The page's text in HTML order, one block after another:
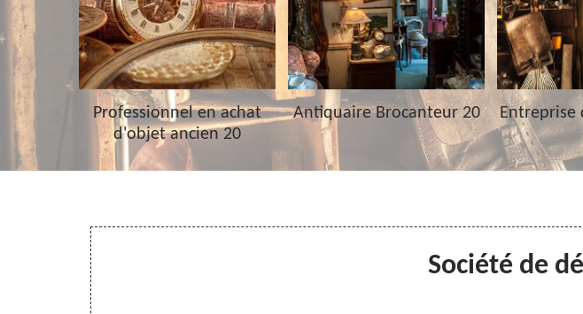
Professionnel en achat
d'objet ancien 20
Antiquaire Brocanteur 20 Entreprise
Société de